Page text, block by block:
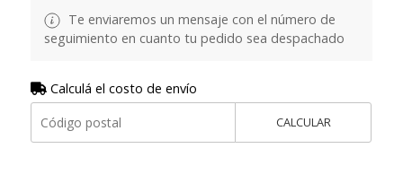
Te enviaremos un mensaje con el número de
seguimiento en cuanto tu pedido sea despachado
Calculá el costo de envío
CALCULAR